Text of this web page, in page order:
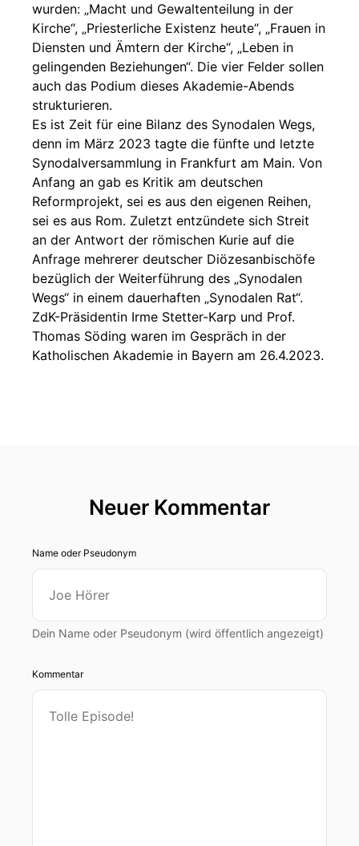
wurden: „Macht und Gewaltenteilung in der
Kirche“, „Priesterliche Existenz heute“, „Frauen in
Diensten und Ämtern der Kirche“, „Leben in
gelingenden Beziehungen“. Die vier Felder sollen
auch das Podium dieses Akademie-Abends
strukturieren.
Es ist Zeit für eine Bilanz des Synodalen Wegs,
denn im März 2023 tagte die fünfte und letzte
Synodalversammlung in Frankfurt am Main. Von
Anfang an gab es Kritik am deutschen
Reformprojekt, sei es aus den eigenen Reihen,
sei es aus Rom. Zuletzt entzündete sich Streit
an der Antwort der römischen Kurie auf die
Anfrage mehrerer deutscher Diözesanbischöfe
bezüglich der Weiterführung des „Synodalen
Wegs“ in einem dauerhaften „Synodalen Rat“.
ZdK-Präsidentin Irme Stetter-Karp und Prof.
Thomas Söding waren im Gespräch in der
Katholischen Akademie in Bayern am 26.4.2023.
Neuer Kommentar
Name oder Pseudonym
Dein Name oder Pseudonym (wird öffentlich angezeigt)
Kommentar